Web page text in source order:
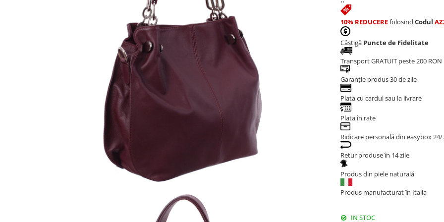
10% REDUCEREfolosind Codul
Câștigă Puncte de Fidelitate
Transport GRATUIT peste 200 RON
Garanție produs 30 de zile
Plata cu cardul sau la livrare
Plata în rate
Ridicare personală din easybox 24/
Retur produse în 14 zile
Produs din piele naturală
Produs manufacturat în Italia
IN STOC